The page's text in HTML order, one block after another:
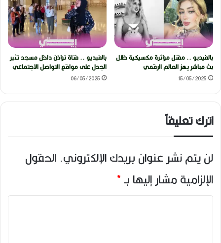
بالفيديو .. مقتل مؤثرة مكسيكية خلال
بث مباشر يهز العالم الرقمي
15/05/2025
بالفيديو .. فتاة تؤذن داخل مسجد تثير
الجدل على مواقع التواصل الاجتماعي
06/05/2025
اترك تعليقاً
لن يتم نشر عنوان بريدك الإلكتروني. الحقول
الإلزامية مشار إليها بـ*
ا